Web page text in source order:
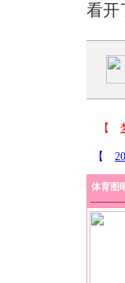
看开
体育图